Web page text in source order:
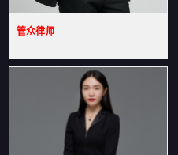
管众律师